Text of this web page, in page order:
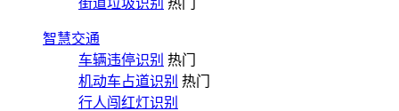
智慧交通
车辆违停识别 热门
机动车占道识别 热门
行人闯红灯识别